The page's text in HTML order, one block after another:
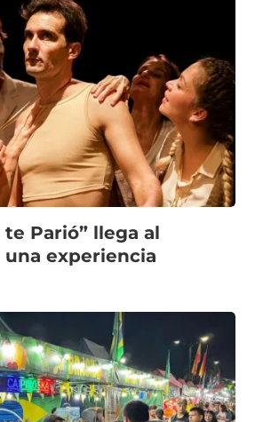
te Parió” llega al
experiencia